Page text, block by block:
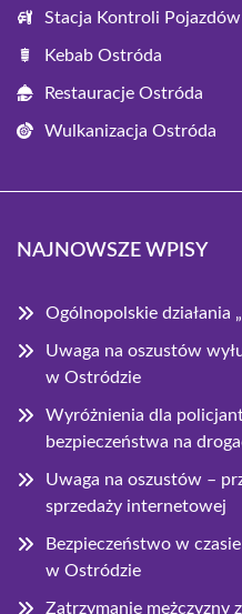
Stacja Kontroli
Kebab Ostróda
Restauracje Ostróda
Wulkanizacja Ostróda
NAJNOWSZE WPISY
Ogólnopolskie działania
Uwaga na oszustów
w Ostródzie
Wyróżnienia dla
bezpieczeństwa na
Uwaga na oszustów –
sprzedaży internetowej
Bezpieczeństwo w
w Ostródzie
Zatrzymanie mężczyzny